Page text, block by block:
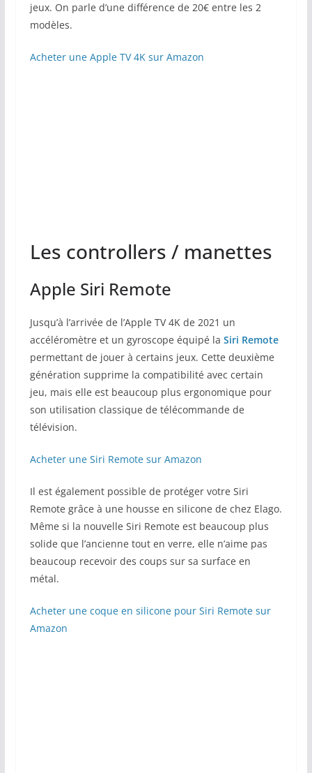
jeux. On parle d’une différence de 20€ entre les 2
modèles.
Acheter une Apple TV 4K sur Amazon
Les controllers / manettes
Apple Siri Remote
Jusqu’à l’arrivée de l’Apple TV 4K de 2021 un
accéléromètre et un gyroscope équipé la Siri Remote
permettant de jouer à certains jeux. Cette deuxième
génération supprime la compatibilité avec certain
jeu, mais elle est beaucoup plus ergonomique pour
son utilisation classique de télécommande de
télévision.
Acheter une Siri Remote sur Amazon
Il est également possible de protéger votre Siri
Remote grâce à une housse en silicone de chez Elago.
Même si la nouvelle Siri Remote est beaucoup plus
solide que l’ancienne tout en verre, elle n’aime pas
beaucoup recevoir des coups sur sa surface en
métal.
Acheter une coque en silicone pour Siri Remote sur
Amazon